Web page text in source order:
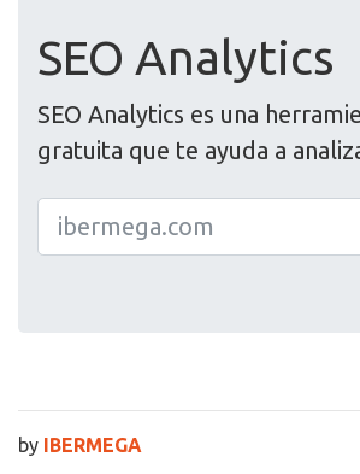
SEO Analytics
SEO Analytics es una
gratuita que te ayuda a
by IBERMEGA